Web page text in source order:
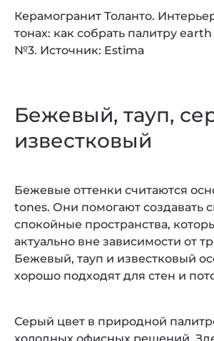
Керамогранит Толанто.
тонах: как собрать палитру
№3. Источник: Estima
Бежевый, тауп,
известковый
Бежевые оттенки считаются
tones. Они помогают создавать
спокойные пространства,
актуально вне зависимости от
Бежевый, тауп и известковый
хорошо подходят для стен и
Серый цвет в природной
холодных офисных решений.